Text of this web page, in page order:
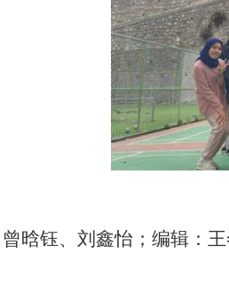
晗钰、刘鑫怡；编辑：